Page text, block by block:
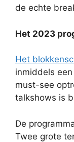
de echte
Het 2023
Het
inmiddels
must-see
talkshows is
De
Twee grote